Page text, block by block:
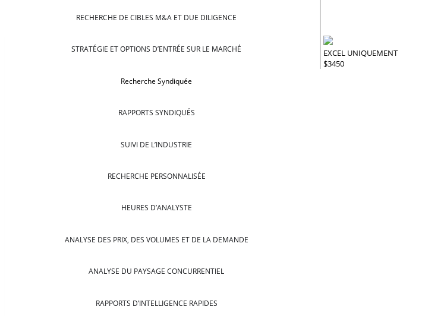
RECHERCHE DE CIBLES M&A ET DUE DILIGENCE
STRATÉGIE ET OPTIONS D’ENTRÉE SUR LE MARCHÉ
Recherche Syndiquée
RAPPORTS SYNDIQUÉS
SUIVI DE L’INDUSTRIE
RECHERCHE PERSONNALISÉE
HEURES D’ANALYSTE
ANALYSE DES PRIX, DES VOLUMES ET DE LA DEMANDE
ANALYSE DU PAYSAGE CONCURRENTIEL
RAPPORTS D’INTELLIGENCE RAPIDES
EXCEL UNIQUEMENT
$3450